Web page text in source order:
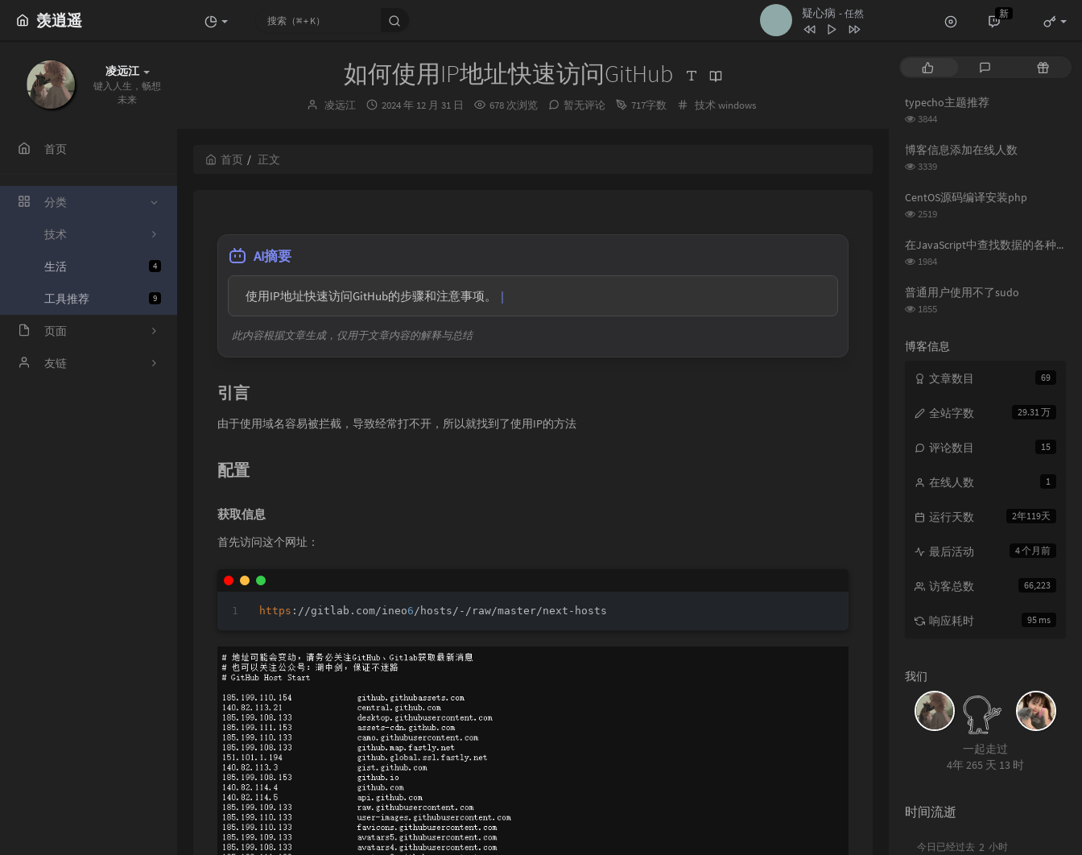
羡逍遥 疑心病 - 任然
任然
曾惜
花粥
岑宁儿
新
凌远江
键入人生，畅想
未来
首页
分类
技术
4
生活
9
工具推荐
页面
文章归档
友链
如何使用IP地址快速访问GitHub
博
凌远江
发
2024 年 12 月 31 日 678 次浏览 暂无评论 717字数
分
技术 windows
首页 正文
AI摘要
  使用IP地址快速访问GitHub的步骤和注意事项。
此内容根据文章生成，仅用于文章内容的解释与总结
引言
由于使用域名容易被拦截，导致经常打不开，所以就找到了使用IP的方法
配置
获取信息
首先访问这个网址：
https ://gitlab.com/ineo6/hosts/-/raw/master/next-hosts
文
章
随
typecho主题推荐
浏
次
数:
3844
博客信息添加在线人数
浏
次
3339
CentOS源码编译安装php
浏
次
2519
在JavaScript中查找数据的各种方法
浏
次
数:
1984
普通用户使用不了sudo
浏
数:
1855
博客信息
69
文章数目
29.31 万
全站字数
15
评论数目
1
在线人数
2年119天
运行天数
4 个月前
最后活动
66,223
访客总数
95 ms
响应耗时
我们
一起走过
4年 265 天 13 时
时间流逝
今日已经过去 2 小时